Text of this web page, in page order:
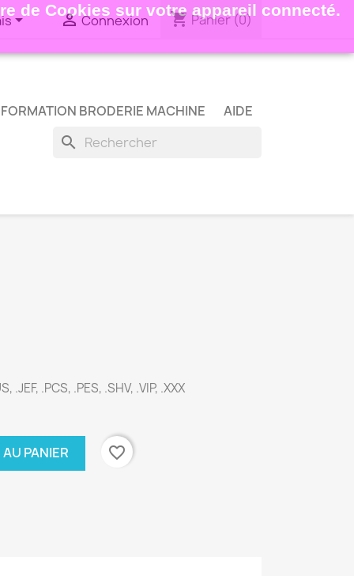
de Cookies sur votre appareil connecté.
 Connexion shopping_cart Panier(0)
FORMATION BRODERIE MACHINE AIDE
search
.JEF, .PCS, .PES, .SHV, .VIP, .XXX
PANIER favorite_border